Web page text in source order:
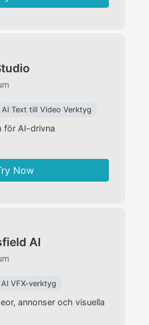
AI Text till Video Verktyg
för AI-drivna
Now
AI
AI VFX-verktyg
annonser och visuella